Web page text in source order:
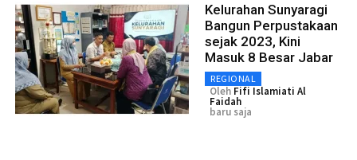
Kelurahan Sunyaragi
Bangun Perpustakaan
sejak 2023, Kini
Masuk 8 Besar Jabar
REGIONAL
Oleh Fifi Islamiati Al
Faidah
baru saja